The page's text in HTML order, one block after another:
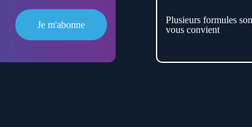
Je m'abonne
Plusieurs formules
vous convient